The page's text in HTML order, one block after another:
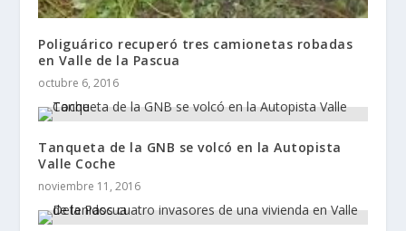
Poliguárico recuperó tres camionetas robadas
en Valle de la Pascua
octubre 6, 2016
Tanqueta de la GNB se volcó en la Autopista
Valle Coche
noviembre 11, 2016